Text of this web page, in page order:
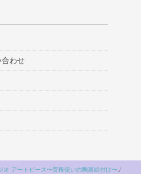
合わせ
オ アートピース〜普段使いの陶器絵付け〜 ./